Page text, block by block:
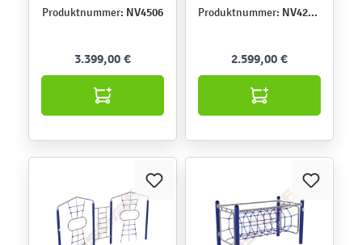
Produktnummer: NV4506
3.399,00 €
Produktnummer: NV42208MP
2.599,00 €